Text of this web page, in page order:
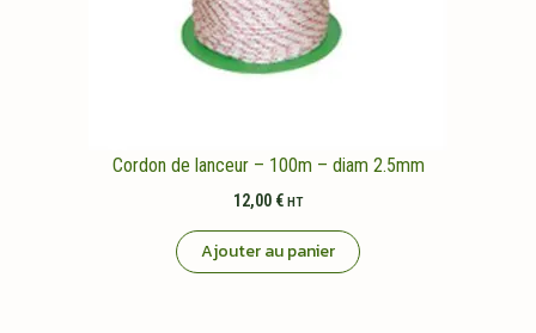
Cordon de lanceur – 100m – diam 2.5mm
12,00 € HT
Ajouter au panier